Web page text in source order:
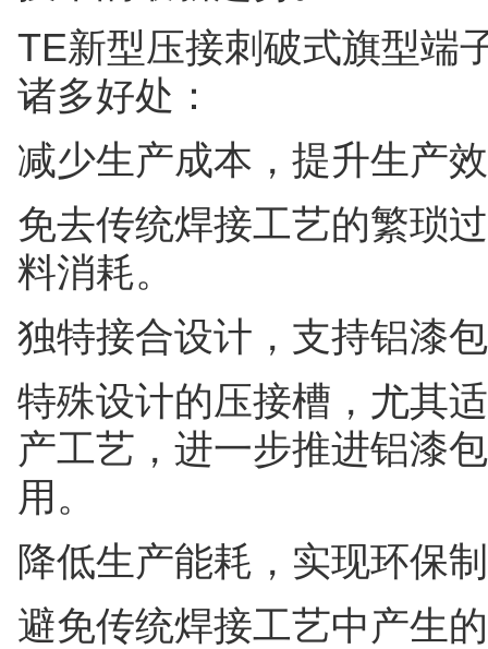
TE新型压接刺破式旗型端
诸多好处：
减少生产成本，提升生产
免去传统焊接工艺的繁琐
料消耗。
独特接合设计，支持铝漆
特殊设计的压接槽，尤其
产工艺，进一步推进铝漆
用。
降低生产能耗，实现环保
避免传统焊接工艺中产生